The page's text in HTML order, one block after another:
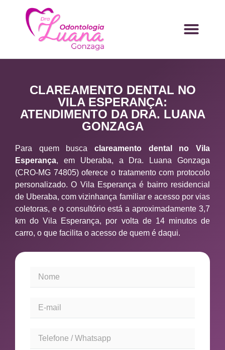
CLAREAMENTO DENTAL NO
VILA ESPERANÇA:
ATENDIMENTO DA DRA. LUANA
GONZAGA
Para quem busca clareamento dental no Vila
Esperança, em Uberaba, a Dra. Luana Gonzaga
(CRO-MG 74805) oferece o tratamento com protocolo
personalizado. O Vila Esperança é bairro residencial
de Uberaba, com vizinhança familiar e acesso por vias
coletoras, e o consultório está a aproximadamente 3,7
km do Vila Esperança, por volta de 14 minutos de
carro, o que facilita o acesso de quem é daqui.